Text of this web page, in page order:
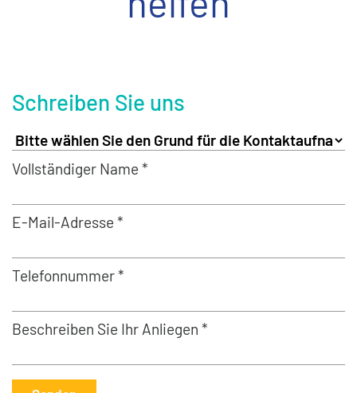
Schreiben Sie uns
Vollständiger Name *
E-Mail-Adresse *
Telefonnummer *
Beschreiben Sie Ihr Anliegen *